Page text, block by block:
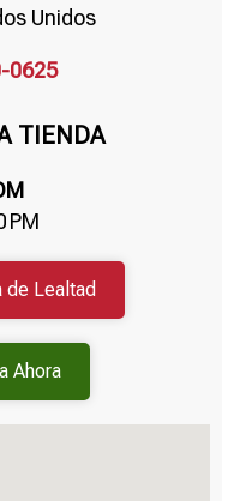
Unidos
0625
TIENDA
PM
de Lealtad
Ahora